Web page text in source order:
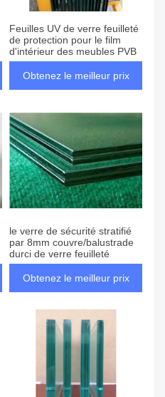
Feuilles UV de verre feuilleté
de protection pour le film
d'intérieur des meubles PVB
Obtenez le meilleur prix
le verre de sécurité stratifié
par 8mm couvre/balustrade
durci de verre feuilleté
Obtenez le meilleur prix